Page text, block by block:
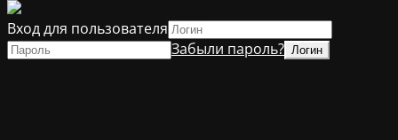
Вход для пользователя
Забыли пароль?